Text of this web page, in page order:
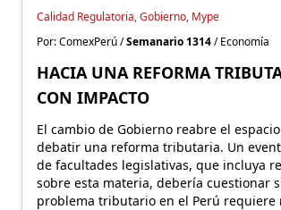
Calidad Regulatoria, Gobierno, Mype
Por: ComexPerú /Semanario 1314/ Economía
HACIA UNA REFORMA
CON IMPACTO
El cambio de Gobierno reabre el
debatir una reforma tributaria. Un
de facultades legislativas, que incluya
sobre esta materia, debería cuestionar
problema tributario en el Perú requiere